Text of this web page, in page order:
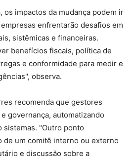
os impactos da mudança podem ir
enfrentarão desafios em
sistêmicas e financeiras.
benefícios fiscais, política de
e conformidade para medir e
observa.
recomenda que gestores
governança, automatizando
sistemas. "Outro ponto
de um comitê interno ou externo
e discussão sobre a